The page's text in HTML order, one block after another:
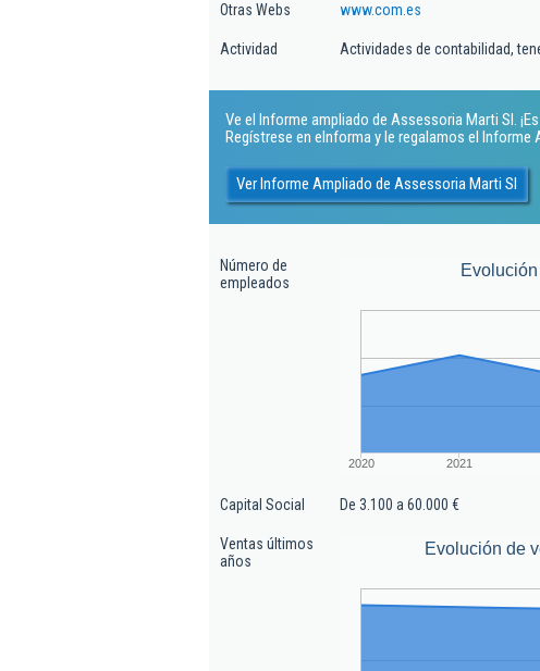
Otras Webs www.com.es
Actividad Actividades de contabilidad,
Ve el Informe ampliado de Assessoria Marti Sl.
Regístrese en eInforma y le regalamos el Informe
Ver Informe Ampliado de Assessoria Marti Sl
Número de
empleados
2020 2021
Capital Social De 3.100 a 60.000 €
Ventas últimos
años
Evolución de